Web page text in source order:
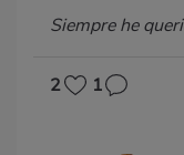
Siempre he
2 1